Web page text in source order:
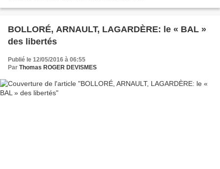
BOLLORÉ, ARNAULT, LAGARDÈRE: le « BAL »
des libertés
Publié le 12/05/2016 à 06:55
Par Thomas ROGER DEVISMES